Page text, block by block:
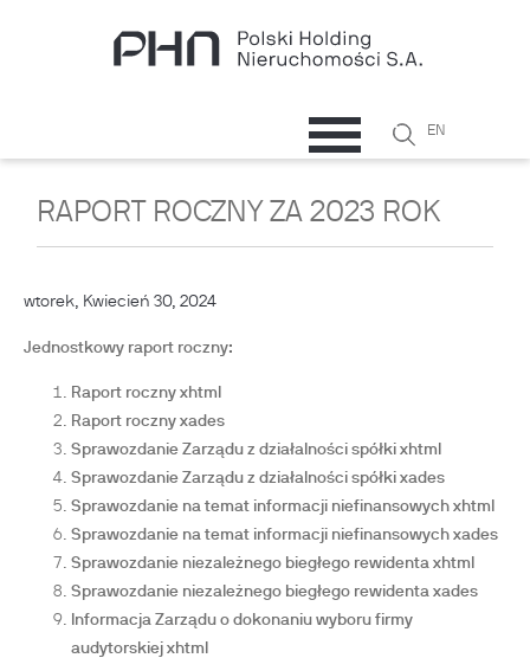
Formularz
SzukajEN
RAPORT ROCZNY ZA 2023 ROK
wtorek, Kwiecień 30, 2024
Jednostkowy raport roczny:
Raport roczny xhtml
Raport roczny xades
Sprawozdanie Zarządu z działalności spółki xhtml
Sprawozdanie Zarządu z działalności spółki xades
Sprawozdanie na temat informacji niefinansowych xhtml
Sprawozdanie na temat informacji niefinansowych xades
Sprawozdanie niezależnego biegłego rewidenta xhtml
Sprawozdanie niezależnego biegłego rewidenta xades
Informacja Zarządu o dokonaniu wyboru firmy
audytorskiej xhtml